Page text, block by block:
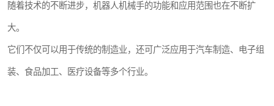
随着技术的不断进步，机器人机械手的功能和应用范围也在不断扩
大。
它们不仅可以用于传统的制造业，还可广泛应用于汽车制造、电子组
装、食品加工、医疗设备等多个行业。